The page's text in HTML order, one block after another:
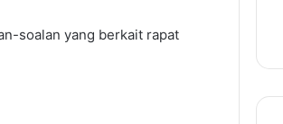
soalan yang berkait rapat